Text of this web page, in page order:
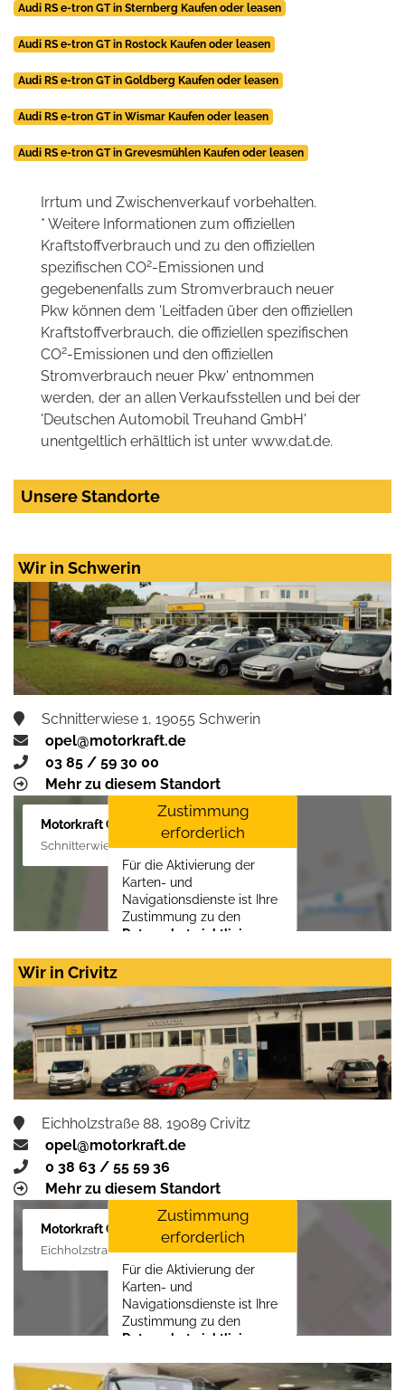
Audi RS e-tron GT in Sternberg Kaufen oder leasen
Audi RS e-tron GT in Rostock Kaufen oder leasen
Audi RS e-tron GT in Goldberg Kaufen oder leasen
Audi RS e-tron GT in Wismar Kaufen oder leasen
Audi RS e-tron GT in Grevesmühlen Kaufen oder leasen
Irrtum und Zwischenverkauf vorbehalten.
* Weitere Informationen zum offiziellen
Kraftstoffverbrauch und zu den offiziellen
spezifischen CO2-Emissionen und
gegebenenfalls zum Stromverbrauch neuer
Pkw können dem 'Leitfaden über den offiziellen
Kraftstoffverbrauch, die offiziellen spezifischen
CO2-Emissionen und den offiziellen
Stromverbrauch neuer Pkw' entnommen
werden, der an allen Verkaufsstellen und bei der
'Deutschen Automobil Treuhand GmbH'
unentgeltlich erhältlich ist unter www.dat.de.
Unsere Standorte
Wir in Schwerin
Schnitterwiese 1, 19055 Schwerin
opel@motorkraft.de
03 85 / 59 30 00
Mehr zu diesem Standort
Motorkraft GmbH
Schnitterwiese 1, 19055 Schwerin
Zustimmung
erforderlich
Für die Aktivierung der
Karten- und
Navigationsdienste ist Ihre
Zustimmung zu den
Datenschutzrichtlinien
Zustimmen und
aktivieren
Wir in Crivitz
Eichholzstraße 88, 19089 Crivitz
opel@motorkraft.de
0 38 63 / 55 59 36
Mehr zu diesem Standort
Motorkraft GmbH
Eichholzstraße 88, 19089 Crivitz
Zustimmung
erforderlich
Für die Aktivierung der
Karten- und
Navigationsdienste ist Ihre
Zustimmung zu den
Datenschutzrichtlinien
LLCerforderlich.